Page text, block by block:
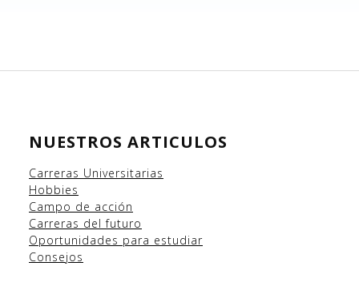
NUESTROS ARTICULOS
Carreras Universitarias
Hobbies
Campo de acción
Carreras del futuro
Oportunidades para estudiar
Consejos